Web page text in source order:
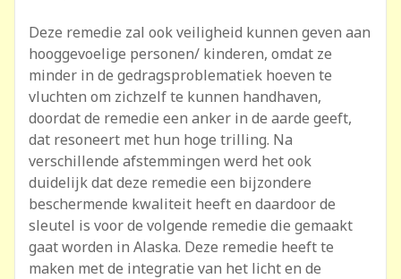
Deze remedie zal ook veiligheid kunnen geven aan
hooggevoelige personen/ kinderen, omdat ze
minder in de gedragsproblematiek hoeven te
vluchten om zichzelf te kunnen handhaven,
doordat de remedie een anker in de aarde geeft,
dat resoneert met hun hoge trilling. Na
verschillende afstemmingen werd het ook
duidelijk dat deze remedie een bijzondere
beschermende kwaliteit heeft en daardoor de
sleutel is voor de volgende remedie die gemaakt
gaat worden in Alaska. Deze remedie heeft te
maken met de integratie van het licht en de